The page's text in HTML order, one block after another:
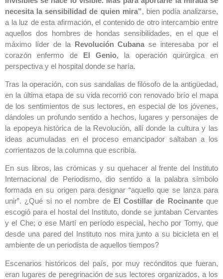
necesita la sensibilidad de quien mira”, bien podía analizarse,
a la luz de esta afirmación, el contenido de otro intercambio entre
aquellos dos hombres de hondas sensibilidades, en el que el
máximo líder de la Revolución Cubana se interesaba por el
corazón enfermo de El Genio, la operación quirúrgica en
perspectiva y el hospital donde se haría.
Tras la operación, con sus sandalias de filósofo de la antigüedad,
en la última etapa de su vida recorrió con renovado brío el mapa
de los sentimientos de sus lectores, en especial de los jóvenes,
dándoles un profundo sentido a hechos, lugares y personajes de
la epopeya histórica de la Revolución, allí donde la cultura y las
ideas acumuladas en el proceso emancipador saltaban a los
corrientazos de la columna que escribía.
En sus libros, las crómicas y su quehacer al frente del Instituto
Internacional de Periodismo, dio sentido a la palabra símbolo
formada en su origen para designar “aquello que se lanza para
unir”. ¿Qué si no el nombre de El Costillar de Rocinanteque
escogió para el hostal del Instituto, donde se juntaban Cervantes
y el Che; o ese Martí en período especial, hecho por Tomy, que
desde una pared del Instituto nos mira junto a su bicicleta en el
ambiente de un periodista de aquellos tiempos?
Escenarios históricos del país, por muy recónditos que fueran,
eran lugares de peregrinación de sus lectores organizados, a los